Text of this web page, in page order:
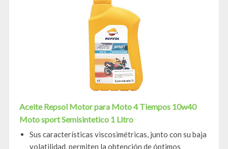
Aceite Repsol Motor para Moto 4 Tiempos 10w40
Moto sport Semisintetico 1 Litro
Sus características viscosimétricas, junto con su baja
volatilidad, permiten la obtención de óptimos